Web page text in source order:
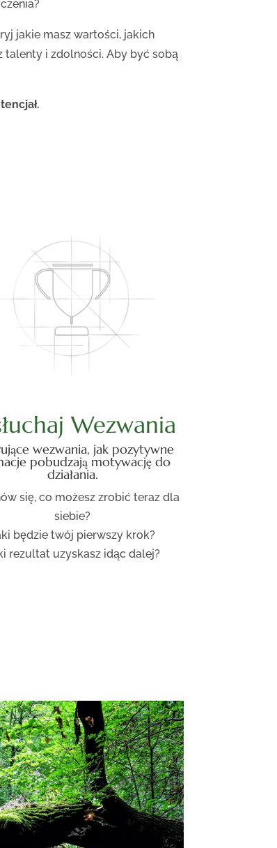
jakie masz wartości, jakich
talenty i zdolności. Aby być sobą
Wezwania
wezwania, jak pozytywne
pobudzają motywację do
działania.
się, co możesz zrobić teraz dla
siebie?
będzie twój pierwszy krok?
rezultat uzyskasz idąc dalej?